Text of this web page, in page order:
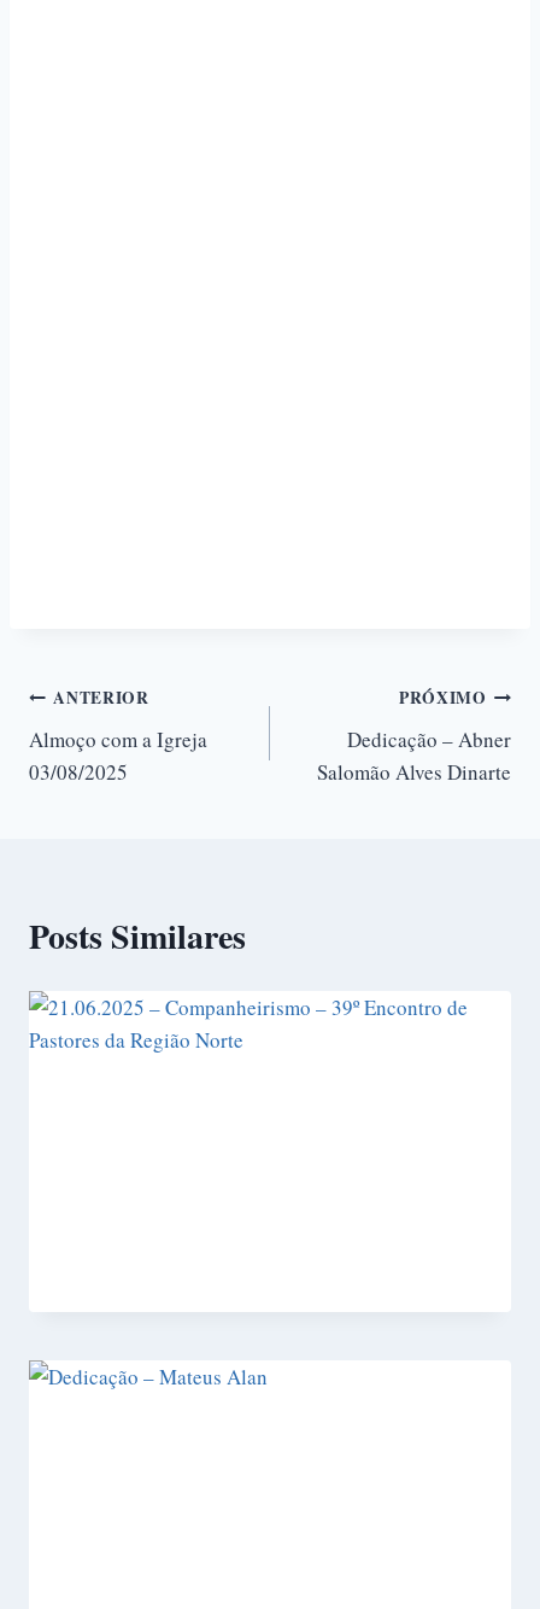
ANTERIOR
Almoço com a Igreja
03/08/2025
PRÓXIMO
Dedicação – Abner
Salomão Alves Dinarte
Posts Similares